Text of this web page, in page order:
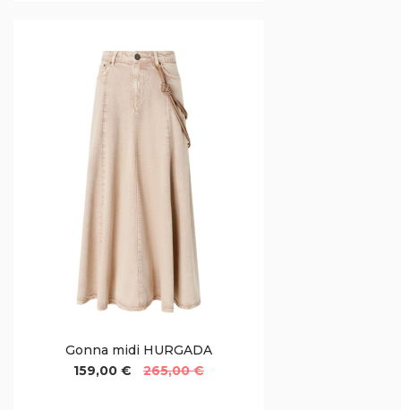
Gonna midi HURGADA
159,00 €
265,00 €